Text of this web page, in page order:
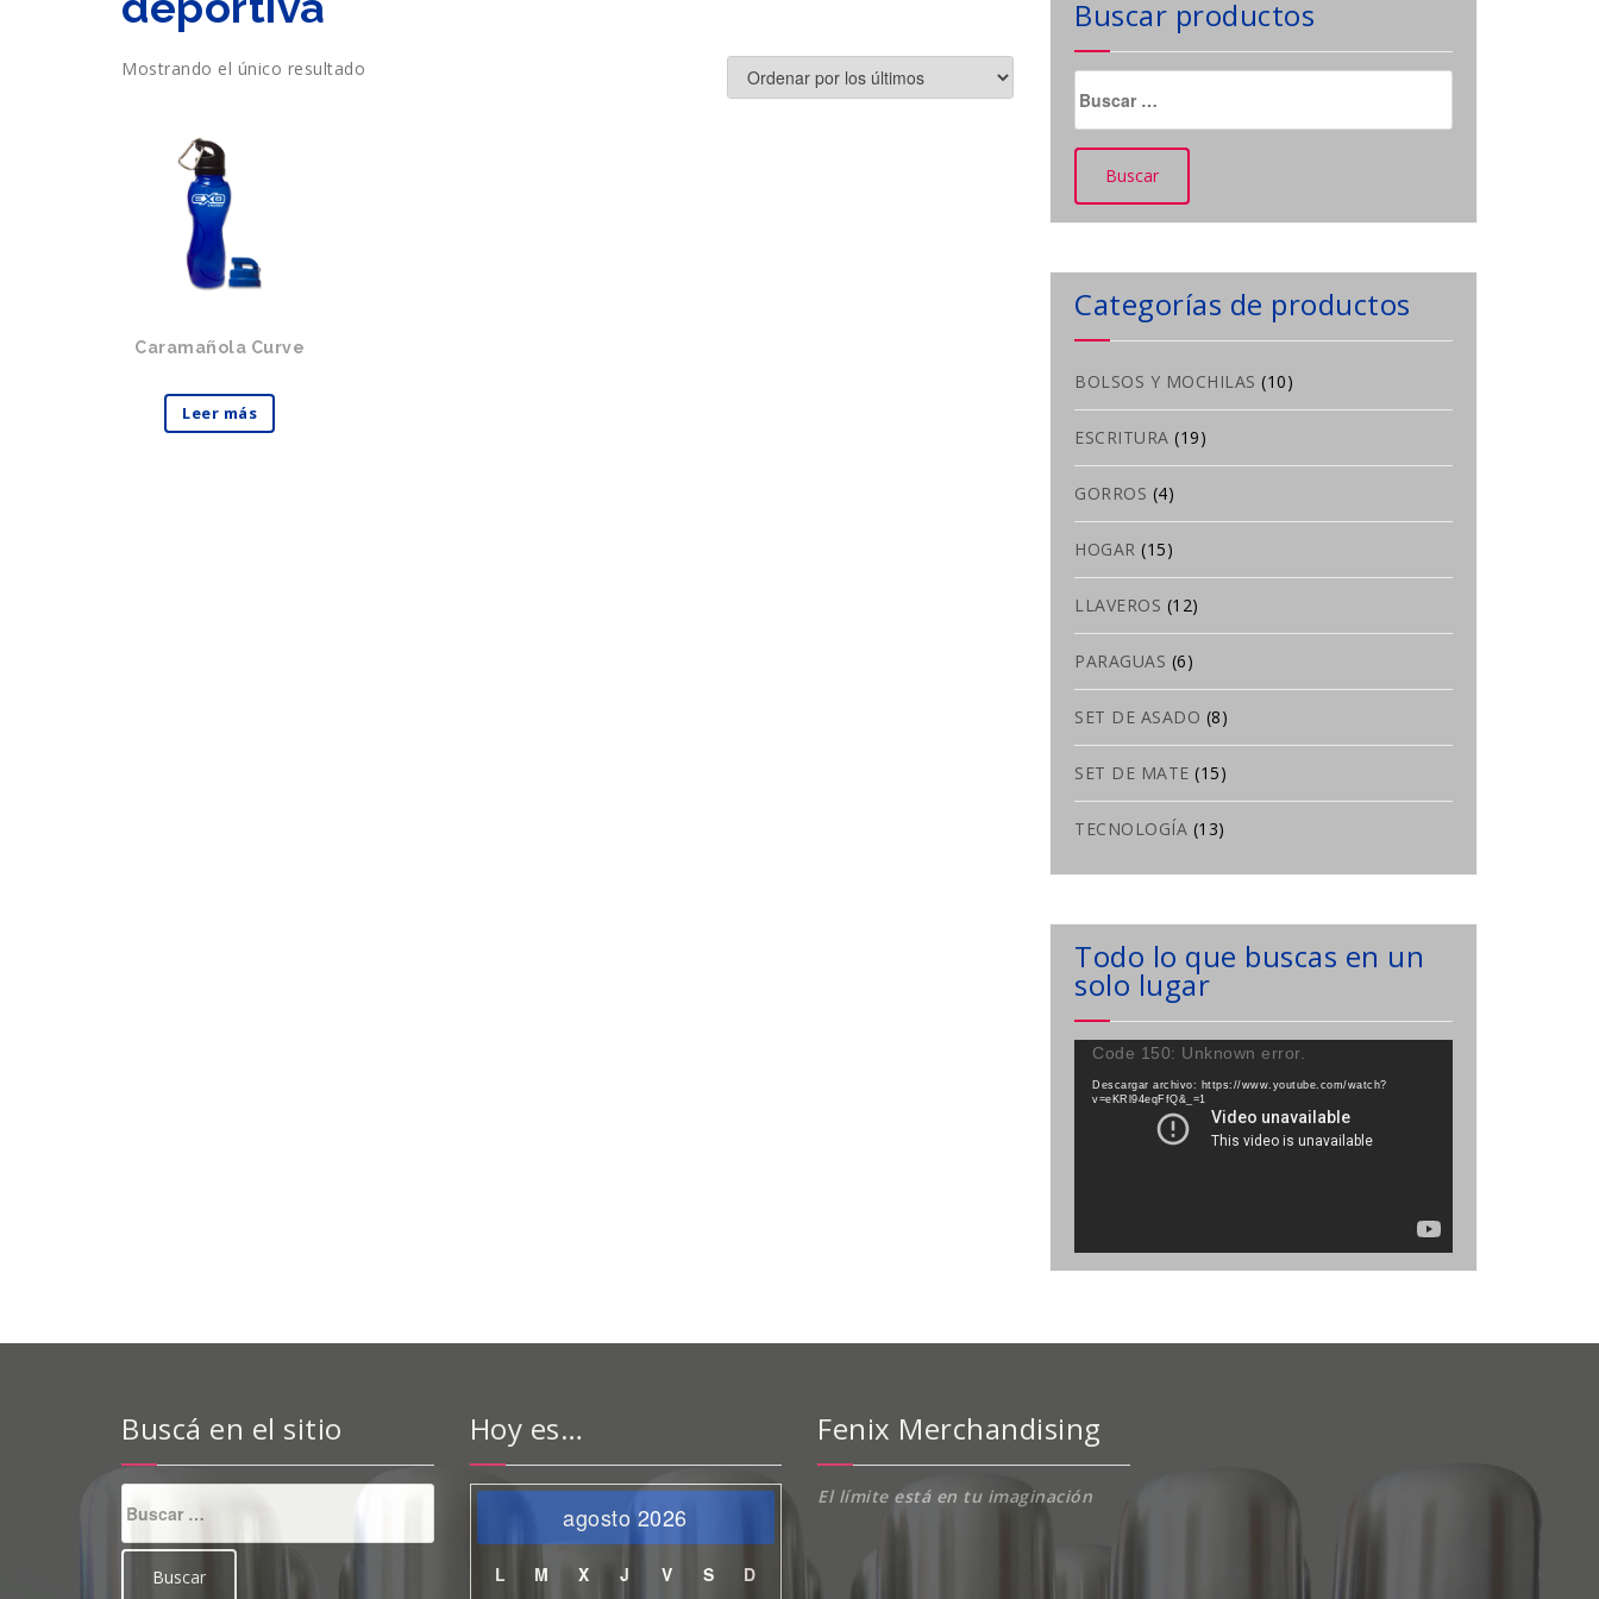
Mostrando el único resultado
Caramañola Curve
Leer más
Buscar productos
Categorías de productos
BOLSOS Y MOCHILAS (10)
ESCRITURA (19)
GORROS (4)
HOGAR (15)
LLAVEROS (12)
PARAGUAS (6)
SET DE ASADO (8)
SET DE MATE (15)
TECNOLOGÍA (13)
Todo lo que buscas en un
solo lugar
Reproductor
de
vídeo
Code 150: Unknown error.
Descargar archivo: https://www.youtube.com/watch?
v=eKRl94eqFfQ&_=1
Buscá en el sitio Hoy es…
agosto 2026
L M X J V S D
Fenix Merchandising
El límite está en tu imaginación